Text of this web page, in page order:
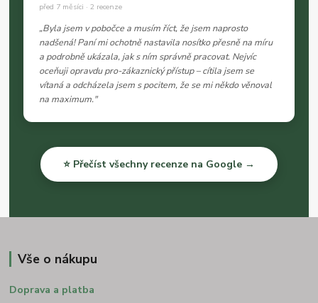
před 7 měsíci · 2 recenze
„Byla jsem v pobočce a musím říct, že jsem naprosto
nadšená! Paní mi ochotně nastavila nosítko přesně na míru
a podrobně ukázala, jak s ním správně pracovat. Nejvíc
oceňuji opravdu pro-zákaznický přístup – cítila jsem se
vítaná a odcházela jsem s pocitem, že se mi někdo věnoval
na maximum."
⭐ Přečíst všechny recenze na Google →
Vše o nákupu
Doprava a platba